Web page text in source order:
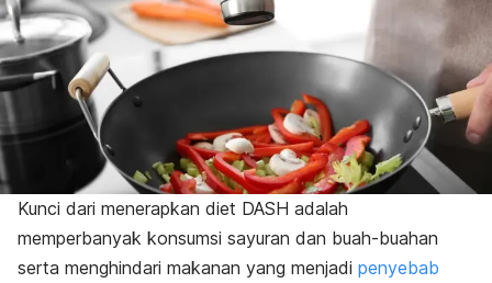
Kunci dari menerapkan diet DASH adalah
memperbanyak konsumsi sayuran dan buah-buahan
serta menghindari makanan yang menjadi penyebab